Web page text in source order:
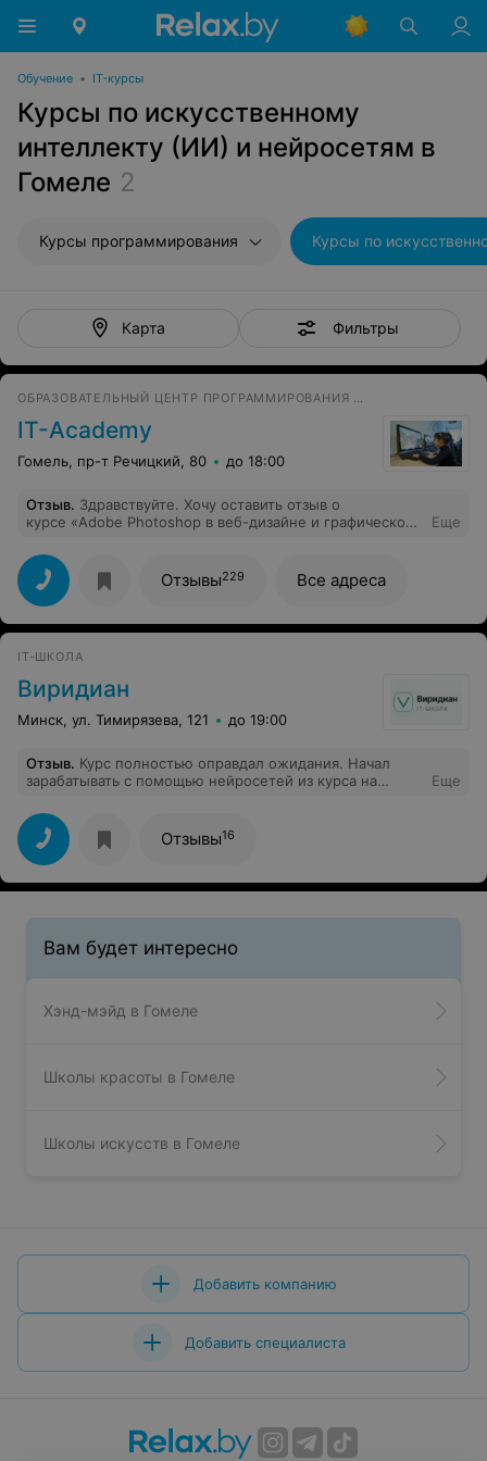
Обучение • IT-курсы
Курсы по искусственному
интеллекту (ИИ) и нейросетям в
Гомеле 2
Курсы программирования
Карта Фильтры
ОБРАЗОВАТЕЛЬНЫЙ ЦЕНТР ПРОГРАММИРОВАНИЯ И ВЫСОКИХ ТЕХНОЛОГИЙ
IT-Academy
Гомель, пр-т Речицкий, 80 до 18:00
Отзыв. Здравствуйте. Хочу оставить отзыв о
курсе «Adobe Photoshop в веб-дизайне и графическом
Борисевич. Подача и объяснения хорошо
предоставлены. Были домашние задания и обратная
связь от Андрея Борисевича. Мне все понравилось.
Еще
Отзывы229 Все адреса
IT-ШКОЛА
Виридиан
Минск, ул. Тимирязева, 121 до 19:00
Отзыв. Курс полностью оправдал ожидания. Начал
зарабатывать с помощью нейросетей из курса на
не думал об этом. Спасибо преподавателям Viridian
Techno за профессионализм!
Еще
Отзывы16
Вам будет интересно
Хэнд-мэйд в Гомеле
Школы красоты в Гомеле
Школы искусств в Гомеле
Добавить компанию
Добавить специалиста